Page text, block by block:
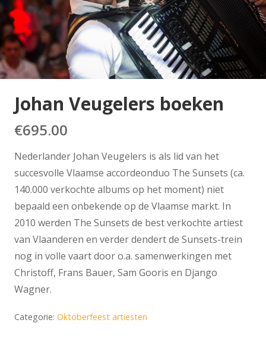
Johan Veugelers boeken
€695.00
Nederlander Johan Veugelers is als lid van het
succesvolle Vlaamse accordeonduo The Sunsets (ca.
140.000 verkochte albums op het moment) niet
bepaald een onbekende op de Vlaamse markt. In
2010 werden The Sunsets de best verkochte artiest
van Vlaanderen en verder dendert de Sunsets-trein
nog in volle vaart door o.a. samenwerkingen met
Christoff, Frans Bauer, Sam Gooris en Django
Wagner.
Categorie: Oktoberfeest artiesten